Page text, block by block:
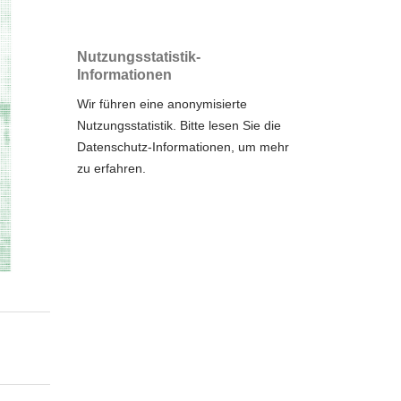
Nutzungsstatistik-
Informationen
Wir führen eine anonymisierte
Nutzungsstatistik. Bitte lesen Sie die
Datenschutz-Informationen , um mehr
zu erfahren.